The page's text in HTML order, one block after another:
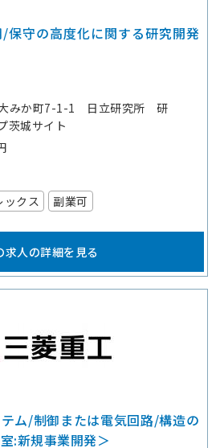
守の高度化に関する研究開発
みか町7-1-1 日立研究所 研
茨城サイト
ックス 副業可
求人の詳細を見る
ム/制御または電気回路/構造の
:新規事業開発＞